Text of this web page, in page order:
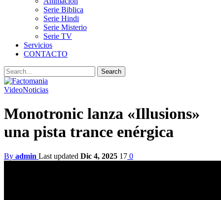
Serie Biblica
Serie Hindi
Serie Misterio
Serie TV
Servicios
CONTACTO
VideoNoticias
Monotronic lanza «Illusions»
una pista trance enérgica
By admin Last updated Dic 4, 2025 17 0